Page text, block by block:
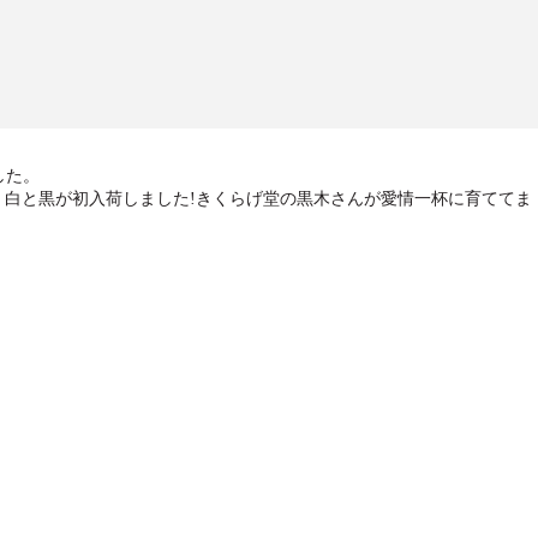
。
と黒が初入荷しました!きくらげ堂の黒木さんが愛情一杯に育ててま